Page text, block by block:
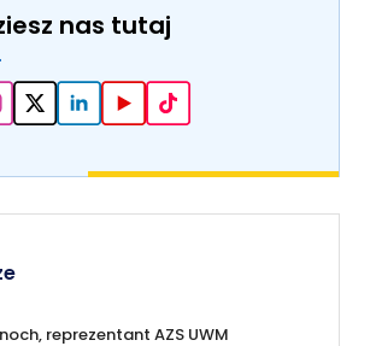
nas tutaj
reprezentant AZS UWM